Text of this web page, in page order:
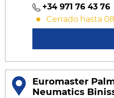
+34 971 76 43 76
Cerrado hasta
Euromaster
Neumatics